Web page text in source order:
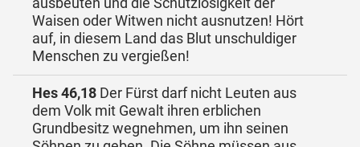
Waisen oder Witwen nicht ausnutzen! Hört
auf, in diesem Land das Blut unschuldiger
Menschen zu vergießen!
Hes 46,18 Der Fürst darf nicht Leuten aus
dem Volk mit Gewalt ihren erblichen
Grundbesitz wegnehmen, um ihn seinen